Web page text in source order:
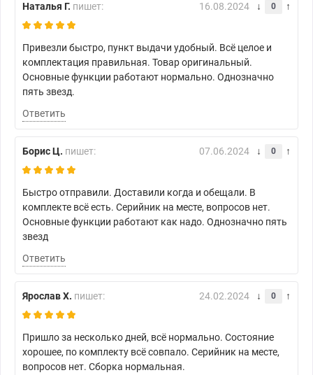
Наталья Г. пишет: 16.08.2024 0
Привезли быстро, пункт выдачи удобный. Всё целое и
комплектация правильная. Товар оригинальный.
Основные функции работают нормально. Однозначно
пять звезд.
Ответить
Борис Ц. пишет: 07.06.2024 0
Быстро отправили. Доставили когда и обещали. В
комплекте всё есть. Серийник на месте, вопросов нет.
Основные функции работают как надо. Однозначно пять
звезд
Ответить
Ярослав Х. пишет: 24.02.2024 0
Пришло за несколько дней, всё нормально. Состояние
хорошее, по комплекту всё совпало. Серийник на месте,
вопросов нет. Сборка нормальная.